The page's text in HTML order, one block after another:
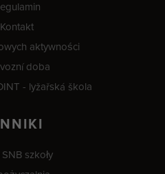
Kontakt
aktywności
doba
- lyžařská škola
szkoły